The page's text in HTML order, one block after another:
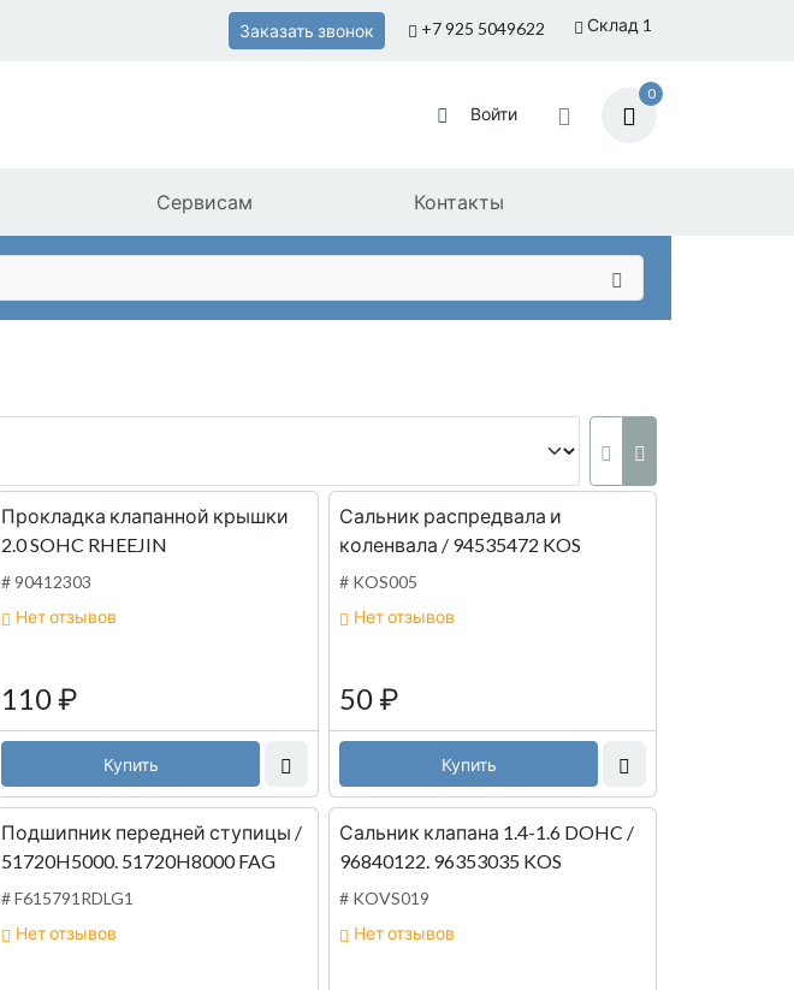
Склад 1
Заказать звонок +7 925 5049622
Войти
0
Сервисам Контакты
Прокладка клапанной крышки
2.0 SOHC RHEEJIN
# 90412303
Нет отзывов
110₽
Купить
Сальник распредвала и
коленвала / 94535472 KOS
# KOS005
Нет отзывов
50₽
Купить
Подшипник передней ступицы /
51720H5000. 51720H8000 FAG
# F615791RDLG1
Нет отзывов
Сальник клапана 1.4-1.6 DOHC /
96840122. 96353035 KOS
# KOVS019
Нет отзывов